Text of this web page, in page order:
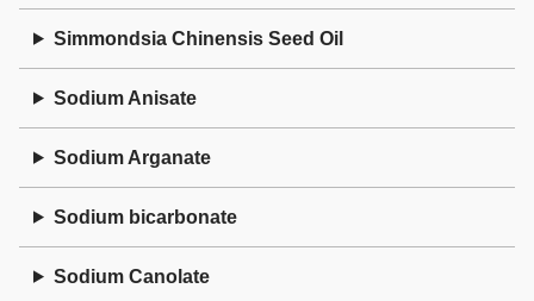
Simmondsia Chinensis Seed Oil
Sodium Anisate
Sodium Arganate
Sodium bicarbonate
Sodium Canolate